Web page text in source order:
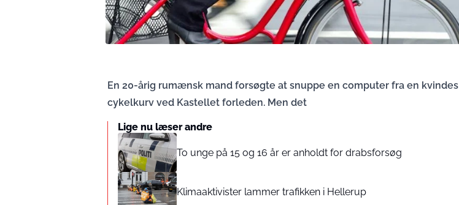
En 20-årig rumænsk mand forsøgte at snuppe en computer fra en kvindes
cykelkurv ved Kastellet forleden. Men det
Lige nu læser andre
To unge på 15 og 16 år er anholdt for drabsforsøg
Klimaaktivister lammer trafikken i Hellerup